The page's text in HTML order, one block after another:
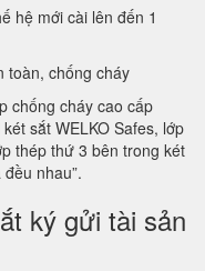
hệ mới cài lên đến 1
toàn, chống cháy
chống cháy cao cấp
sắt WELKO Safes, lớp
thép thứ 3 bên trong két
nhau”.
ký gửi tài sản